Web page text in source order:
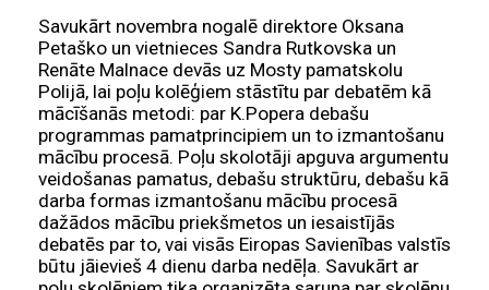
Savukārt novembra nogalē direktore Oksana
Petaško un vietnieces Sandra Rutkovska un
Renāte Malnace devās uz Mosty pamatskolu
Polijā, lai poļu kolēģiem stāstītu par debatēm kā
mācīšanās metodi: par K.Popera debašu
programmas pamatprincipiem un to izmantošanu
mācību procesā. Poļu skolotāji apguva argumentu
veidošanas pamatus, debašu struktūru, debašu kā
darba formas izmantošanu mācību procesā
dažādos mācību priekšmetos un iesaistījās
debatēs par to, vai visās Eiropas Savienības valstīs
būtu jāievieš 4 dienu darba nedēļa. Savukārt ar